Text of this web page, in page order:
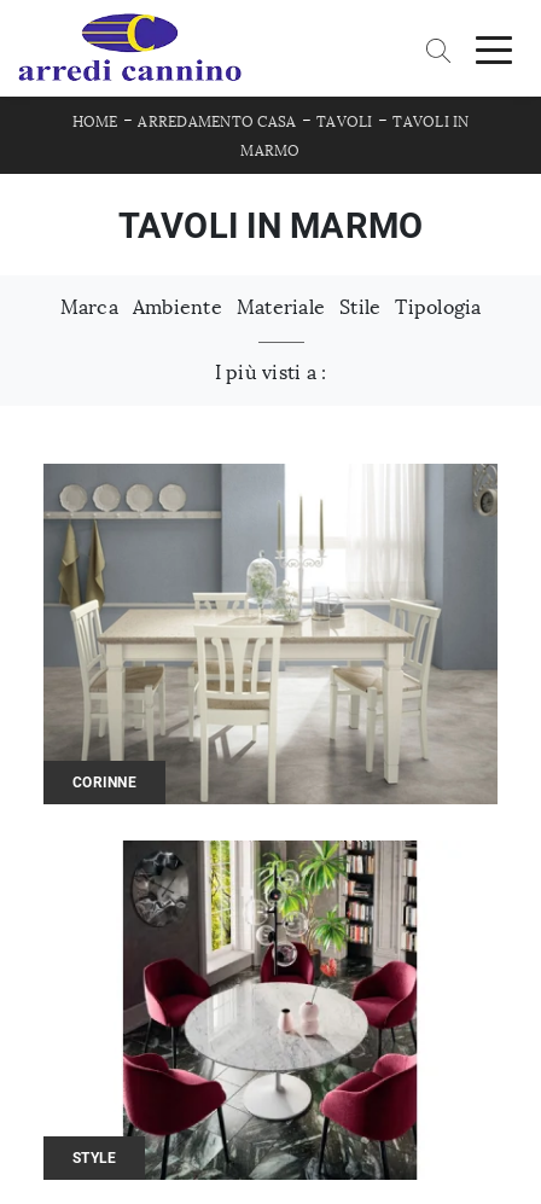
HOME -ARREDAMENTO CASA - TAVOLI -TAVOLI IN
MARMO
TAVOLI IN MARMO
Marca Ambiente Materiale Stile Tipologia
I più visti a :
CORINNE
STYLE